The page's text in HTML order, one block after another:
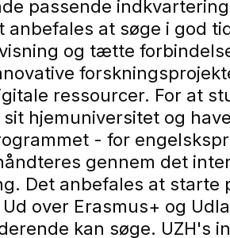
passende
at søge i god
og tætte
ressourcer. For at
hjemuniversitet og
- for
gennem det
Det anbefales at
over Erasmus+ og
kan søge. UZH's